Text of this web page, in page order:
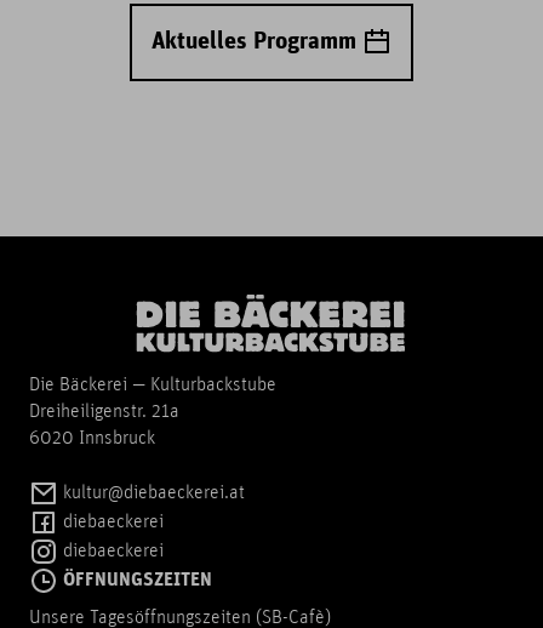
Aktuelles Programm
Die Bäckerei — Kulturbackstube
Dreiheiligenstr. 21a
6020 Innsbruck
kultur@diebaeckerei.at
diebaeckerei
diebaeckerei
ÖFFNUNGSZEITEN
Unsere Tagesöffnungszeiten (SB-Cafè)